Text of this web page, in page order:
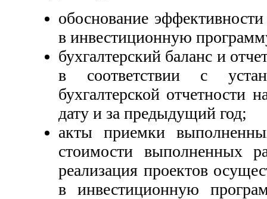
обоснование
в инвестиционную
бухгалтерский баланс и
в соответствии с
бухгалтерской отчетности
дату и за предыдущий год;
акты приемки
стоимости выполненных
реализация проектов
в инвестиционную